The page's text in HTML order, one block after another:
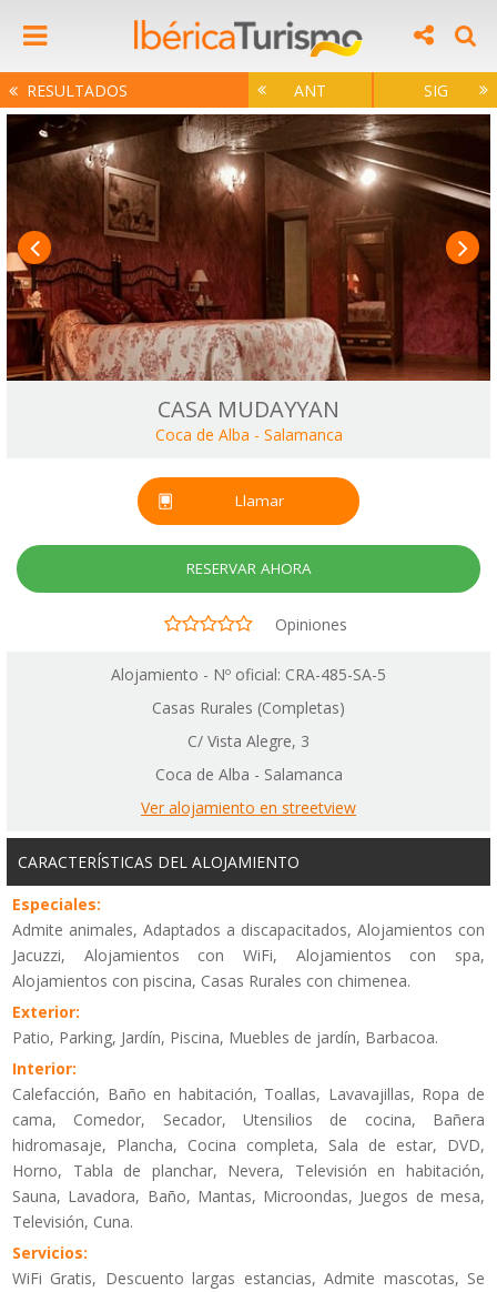
RESULTADOS ANT SIG
CASA MUDAYYAN
Coca de Alba - Salamanca
Llamar
RESERVAR AHORA
Opiniones
Alojamiento - Nº oficial: CRA-485-SA-5
Casas Rurales (Completas)
C/ Vista Alegre, 3
Coca de Alba - Salamanca
Ver alojamiento en streetview
CARACTERÍSTICAS DEL ALOJAMIENTO
Especiales:
Admite animales, Adaptados a discapacitados, Alojamientos con
Jacuzzi, Alojamientos con WiFi, Alojamientos con spa,
Alojamientos con piscina, Casas Rurales con chimenea.
Exterior:
Patio, Parking, Jardín, Piscina, Muebles de jardín, Barbacoa.
Interior:
Calefacción, Baño en habitación, Toallas, Lavavajillas, Ropa de
cama, Comedor, Secador, Utensilios de cocina, Bañera
hidromasaje, Plancha, Cocina completa, Sala de estar, DVD,
Horno, Tabla de planchar, Nevera, Televisión en habitación,
Sauna, Lavadora, Baño, Mantas, Microondas, Juegos de mesa,
Televisión, Cuna.
Servicios:
WiFi Gratis, Descuento largas estancias, Admite mascotas, Se